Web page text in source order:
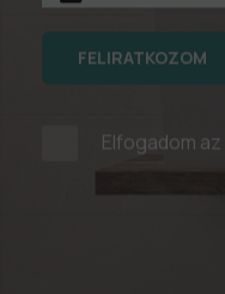
FELIRATKOZOM
Elfogadom az